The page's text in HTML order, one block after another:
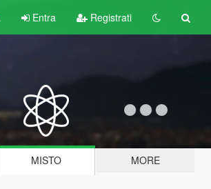
Entra Registrati
MISTO MORE